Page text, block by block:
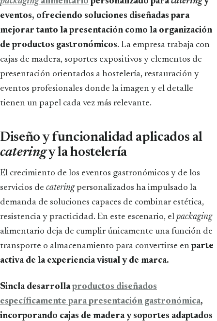
eventos, ofreciendo soluciones diseñadas para
mejorar tanto la presentación como la organización
de productos gastronómicos. La empresa trabaja con
cajas de madera, soportes expositivos y elementos de
presentación orientados a hostelería, restauración y
eventos profesionales donde la imagen y el detalle
tienen un papel cada vez más relevante.
Diseño y funcionalidad aplicados al
cateringy la hostelería
El crecimiento de los eventos gastronómicos y de los
servicios de cateringpersonalizados ha impulsado la
demanda de soluciones capaces de combinar estética,
resistencia y practicidad. En este escenario, el packaging
alimentario deja de cumplir únicamente una función de
transporte o almacenamiento para convertirse enparte
activa de la experiencia visual y de marca.
Sincla desarrollaproductos diseñados
específicamente para presentación gastronómica,
incorporando cajas de madera y soportes adaptados